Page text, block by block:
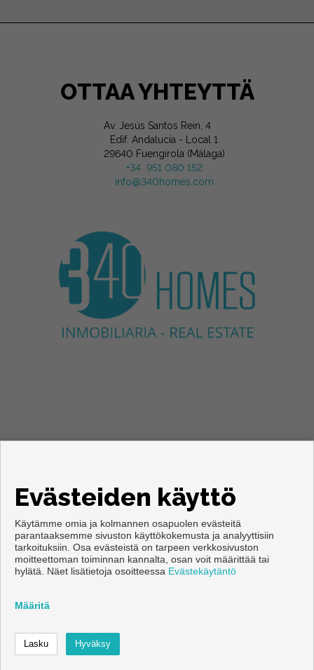
OTTAA YHTEYTTÄ
Av. Jesús Santos Rein, 4
Edif. Andalucía - Local 1
29640 Fuengirola (Málaga)
+34 951 080 152
info@340homes.com
Copyright © 2026. Kaikki oikeudet pidätetään.
Käyttöehdot|tietosuojakäytännön|Cookies policy
Evästeiden käyttö
Käytämme omia ja kolmannen osapuolen evästeitä
parantaaksemme sivuston käyttökokemusta ja analyyttisiin
tarkoituksiin. Osa evästeistä on tarpeen verkkosivuston
moitteettoman toiminnan kannalta, osan voit määrittää tai
hylätä. Näet lisätietoja osoitteessa Evästekäytäntö
Määritä